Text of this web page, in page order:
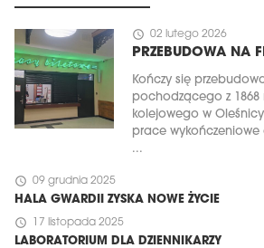
schedule 02 lutego 2026
PRZEBUDOWA NA
Kończy się
pochodzącego z
kolejowego w
prace wykończeniowe
...
schedule 09 grudnia 2025
HALA GWARDII ZYSKA NOWE ŻYCIE
schedule 17 listopada 2025
LABORATORIUM DLA DZIENNIKARZY